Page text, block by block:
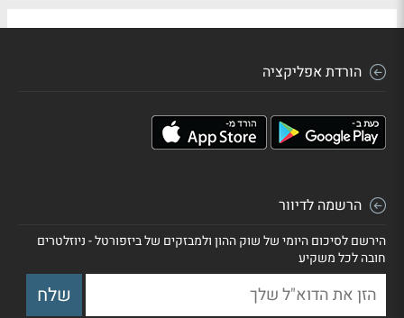
הורדת אפליקציה
הרשמה לדיוור
הירשם לסיכום היומי של שוק ההון ולמבזקים של ביזפורטל - ניוזלטרים
חובה לכל משקיע